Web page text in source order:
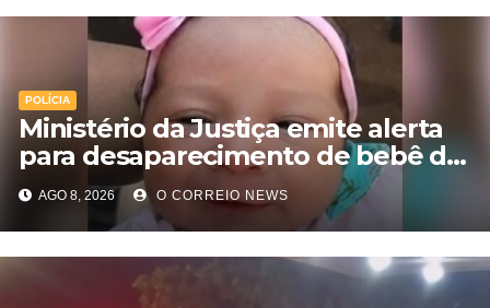
POLÍCIA
Ministério da Justiça emite alerta
para desaparecimento de bebê de
28 dias em MS; polícia apura
suposto sequestro
AGO 8, 2026 O CORREIO NEWS